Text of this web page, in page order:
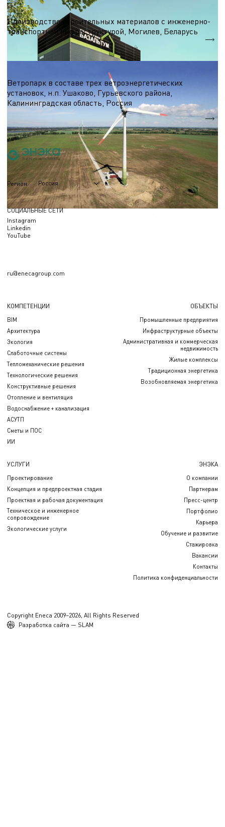
Строительные материалы
Производство строительных материалов с инженерно-
транспортной инфраструктурой, Могилев, Беларусь
S = 7 000 м.кв.
Ветропарк в составе трех ветроэнергетических
установок, н.п. Ушаково, Гурьевского района,
Калининградская область, Россия
Регион Россия
СОЦИАЛЬНЫЕ СЕТИ
Instagram
Linkedin
YouTube
ru@enecagroup.com
КОМПЕТЕНЦИИ
BIM
Архитектура
Экология
Слаботочные системы
Тепломеханические решения
Технологические решения
Конструктивные решения
Отопление и вентиляция
Водоснабжение + канализация
АСУТП
Сметы и ПОС
ИИ
ОБЪЕКТЫ
Промышленные предприятия
Инфраструктурные объекты
Административная и коммерческая
недвижимость
Жилые комплексы
Традиционная энергетика
Возобновляемая энергетика
УСЛУГИ
Проектирование
Концепция и предпроектная стадия
Проектная и рабочая документация
Техническое и инженерное
сопровождение
Экологические услуги
ЭНЭКА
О компании
Партнерам
Пресс-центр
Портфолио
Карьера
Обучение и развитие
Стажировка
Вакансии
Контакты
Политика конфиденциальности
Copyright Eneca 2009–2026, All Rights Reserved
Разработка сайта — SLAM